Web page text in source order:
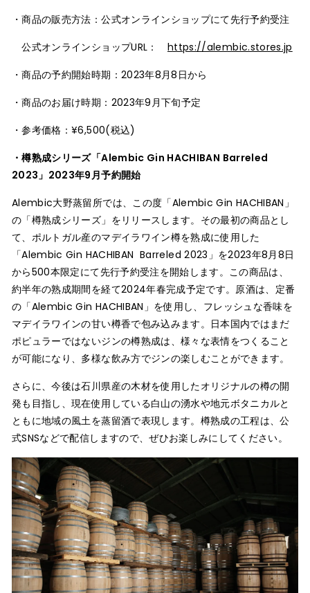
・商品の販売方法：公式オンラインショップにて先行予約受注
公式オンラインショップURL： https://alembic.stores.jp
・商品の予約開始時期：2023年8月8日から
・商品のお届け時期：2023年9月下旬予定
・参考価格：¥6,500(税込)
・樽熟成シリーズ「Alembic Gin HACHIBAN Barreled
2023」2023年9月予約開始
Alembic大野蒸留所では、この度「Alembic Gin HACHIBAN」
の「樽熟成シリーズ」をリリースします。その最初の商品とし
て、ポルトガル産のマデイラワイン樽を熟成に使用した
「Alembic Gin HACHIBAN Barreled 2023」を2023年8月8日
から500本限定にて先行予約受注を開始します。この商品は、
約半年の熟成期間を経て2024年春完成予定です。原酒は、定番
の「Alembic Gin HACHIBAN」を使用し、フレッシュな香味を
マデイラワインの甘い樽香で包み込みます。⽇本国内ではまだ
ポピュラーではないジンの樽熟成は、様々な表情をつくること
が可能になり、多様な飲み⽅でジンの楽しむことができます。
さらに、今後は石川県産の木材を使用したオリジナルの樽の開
発も目指し、現在使用している白山の湧水や地元ボタニカルと
ともに地域の風土を蒸留酒で表現します。樽熟成の工程は、公
式SNSなどで配信しますので、ぜひお楽しみにしてください。